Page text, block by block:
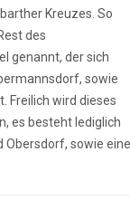
Kreuzes. So
des
genannt, der sich
sowie
Freilich wird dieses
es besteht lediglich
Obersdorf, sowie eine